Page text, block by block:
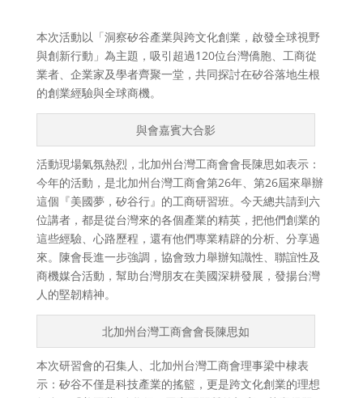
本次活動以「洞察矽谷產業與跨文化創業，啟發全球視野
與創新行動」為主題，吸引超過120位台灣僑胞、工商從
業者、企業家及學者齊聚一堂，共同探討在矽谷落地生根
的創業經驗與全球商機。
與會嘉賓大合影
活動現場氣氛熱烈，北加州台灣工商會會長陳思如表示：
今年的活動，是北加州台灣工商會第26年、第26屆來舉辦
這個『美國夢，矽谷行』的工商研習班。今天總共請到六
位講者，都是從台灣來的各個產業的精英，把他們創業的
這些經驗、心路歷程，還有他們專業精辟的分析、分享過
來。陳會長進一步強調，協會致力舉辦知識性、聯誼性及
商機媒合活動，幫助台灣朋友在美國深耕發展，發揚台灣
人的堅韌精神。
北加州台灣工商會會長陳思如
本次研習會的召集人、北加州台灣工商會理事梁中棣表
示：矽谷不僅是科技產業的搖籃，更是跨文化創業的理想